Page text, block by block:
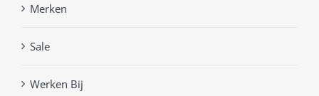
Merken
Sale
Werken Bij